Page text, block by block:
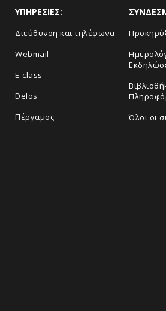
ΥΠΗΡΕΣΙΕΣ:
Διεύθυνση και τηλέφωνα
Webmail
E-class
Delos
Πέργαμος
Όλοι οι